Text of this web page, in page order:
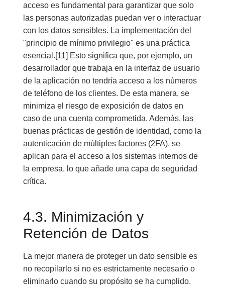
acceso es fundamental para garantizar que solo
las personas autorizadas puedan ver o interactuar
con los datos sensibles. La implementación del
"principio de mínimo privilegio" es una práctica
esencial.[11] Esto significa que, por ejemplo, un
desarrollador que trabaja en la interfaz de usuario
de la aplicación no tendría acceso a los números
de teléfono de los clientes. De esta manera, se
minimiza el riesgo de exposición de datos en
caso de una cuenta comprometida. Además, las
buenas prácticas de gestión de identidad, como la
autenticación de múltiples factores (2FA), se
aplican para el acceso a los sistemas internos de
la empresa, lo que añade una capa de seguridad
crítica.
4.3. Minimización y
Retención de Datos
La mejor manera de proteger un dato sensible es
no recopilarlo si no es estrictamente necesario o
eliminarlo cuando su propósito se ha cumplido.